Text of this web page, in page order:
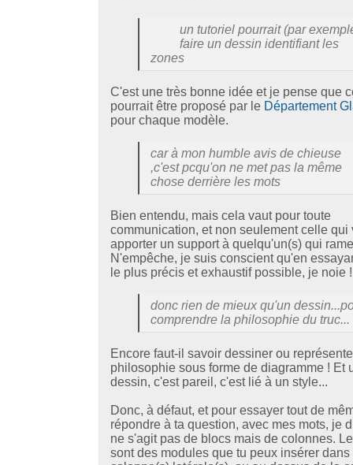
un tutoriel pourrait (par
faire un dessin identifiant les
zones
C'est une très bonne idée et je pense que
pourrait être proposé par le Département
pour chaque modèle.
car à mon humble avis de chieuse
,c'est pcqu'on ne met pas la même
chose derrière les mots
Bien entendu, mais cela vaut pour toute
communication, et non seulement celle qui
apporter un support à quelqu'un(s) qui
N'empêche, je suis conscient qu'en
le plus précis et exhaustif possible, je noie !
donc rien de mieux qu'un
comprendre la philosophie du truc...
Encore faut-il savoir dessiner ou
philosophie sous forme de diagramme ! Et
dessin, c'est pareil, c'est lié à un style...
Donc, à défaut, et pour essayer tout de
répondre à ta question, avec mes mots, je
ne s'agit pas de blocs mais de colonnes.
sont des modules que tu peux insérer dans